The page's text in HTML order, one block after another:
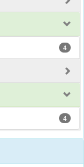
4
4